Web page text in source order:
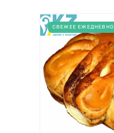
СВЕЖЕЕ ЕЖЕДНЕВНО